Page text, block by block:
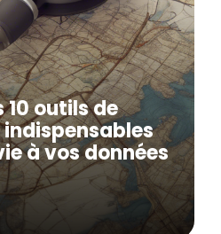
10 outils de
à vos données